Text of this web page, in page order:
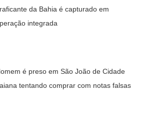
da Bahia é capturado em
integrada
é preso em São João de Cidade
tentando comprar com notas falsas